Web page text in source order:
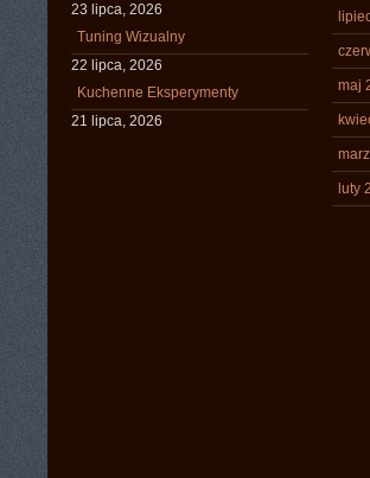
23 lipca, 2026
Tuning Wizualny
22 lipca, 2026
Kuchenne Eksperymenty
21 lipca, 2026
maj
luty